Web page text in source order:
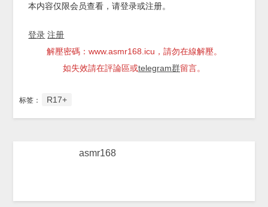
本内容仅限会员查看，请登录或注册。
登录 注册
解壓密碼：www.asmr168.icu，請勿在線解壓。
如失效請在評論區或telegram群留言。
标签： R17+
asmr168